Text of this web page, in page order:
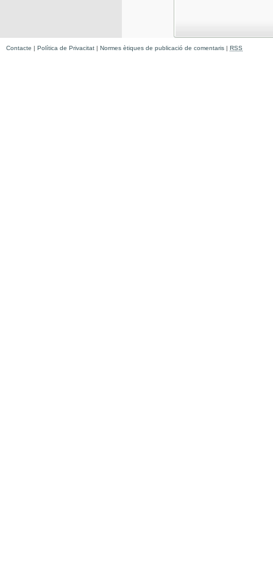
Contacte | Política de Privacitat | Normes ètiques de publicació de comentaris | RSS